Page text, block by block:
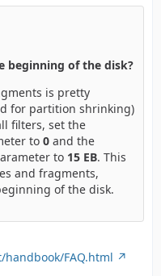
beginning of the disk?
is pretty
for partition shrinking)
filters, set the
to 0 and the
to 15 EB. This
and fragments,
of the disk.
FAQ.html